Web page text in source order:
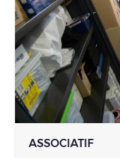
ASSOCIATIF